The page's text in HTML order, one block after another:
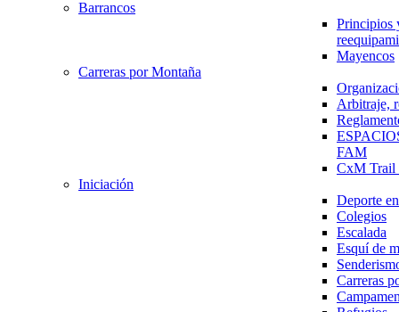
Barrancos
Principios
Mayencos
Carreras por Montaña
Arbitraje,
FAM
CxM
Iniciación
Deporte
Colegios
Escalada
Esquí de
Carreras